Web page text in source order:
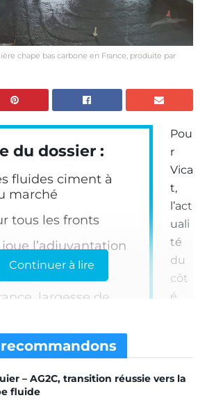
chape bas carbone en France, produite par
du dossier :
fluides ciment à
marché
tous les fronts
l’adjuvantation
connectivité
largesse de
et options
Pou
r
Vica
t,
l’act
uali
té
du
côt
é
des
Continuer à lire
recommandons
– AG2C, transition réussie vers la
fluide